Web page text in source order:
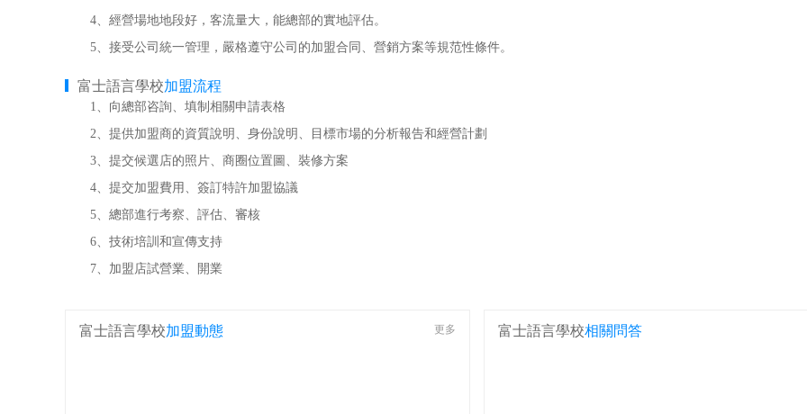
4、經營場地地段好，客流量大，能總部的實地評估。
5、接受公司統一管理，嚴格遵守公司的加盟合同、營銷方案等規范性條件。
富士語言學校加盟流程
1、向總部咨詢、填制相關申請表格
2、提供加盟商的資質說明、身份說明、目標市場的分析報告和經營計劃
3、提交候選店的照片、商圈位置圖、裝修方案
4、提交加盟費用、簽訂特許加盟協議
5、總部進行考察、評估、審核
6、技術培訓和宣傳支持
7、加盟店試營業、開業
富士語言學校加盟動態 更多 富士語言學校相關問答